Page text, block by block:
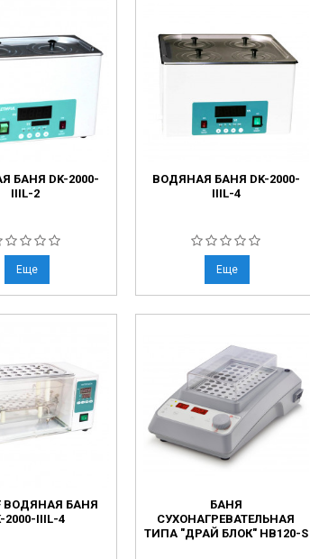
и инфузионные
коагуляторы
БАНЯ DK-2000-
IIIL-2
Еще
ВОДЯНАЯ БАНЯ DK-2000-
IIIL-4
Еще
ВОДЯНАЯ БАНЯ
2000-IIIL-4
БАНЯ
СУХОНАГРЕВАТЕЛЬНАЯ
ТИПА "ДРАЙ БЛОК" HB120-S